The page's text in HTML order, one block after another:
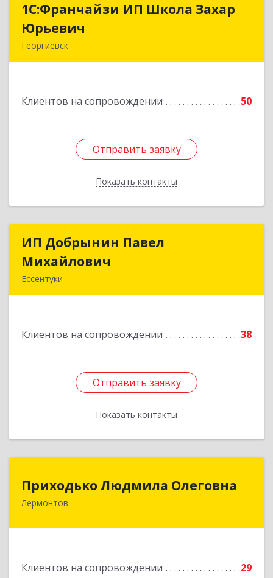
1С:Франчайзи ИП Школа Захар
Юрьевич
Георгиевск
Клиентов на сопровождении 50
Отправить заявку
Показать контакты
1С:Франчайзи ИП Школа Захар
Отправить заявку
Назад
ИП Добрынин Павел
Михайлович
Ессентуки
Клиентов на сопровождении 38
Отправить заявку
Показать контакты
ИП Добрынин Павел
Отправить заявку
Назад
Приходько Людмила Олеговна
Лермонтов
Клиентов на сопровождении 29
357341, Лермонтов г, П.Лумумбы ул, дом №